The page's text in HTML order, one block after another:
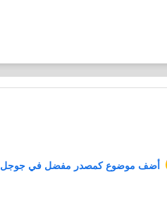
أضف موضوع كمصدر مفضل في جوجل